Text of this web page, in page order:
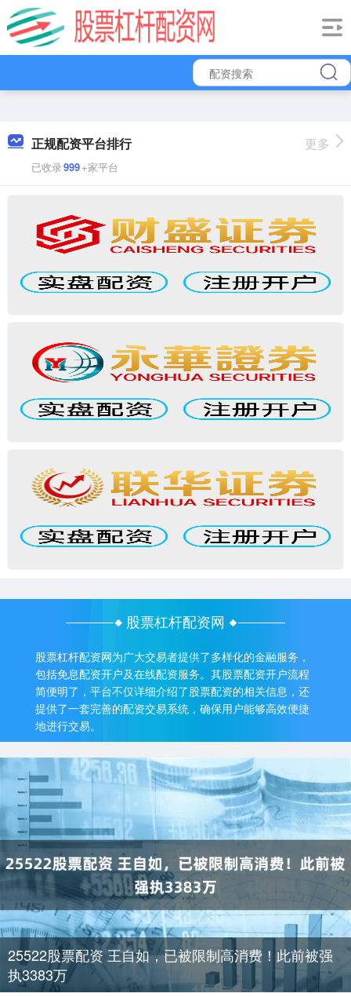
正规配资平台排行
已收录999+家平台
更多
股票杠杆配资网
股票杠杆配资网为广大交易者提供了多样化的金融服务，
包括免息配资开户及在线配资服务。其股票配资开户流程
简便明了，平台不仅详细介绍了股票配资的相关信息，还
提供了一套完善的配资交易系统，确保用户能够高效便捷
地进行交易。
25522股票配资 王自如，已被限制高消费！此前被强
执3383万